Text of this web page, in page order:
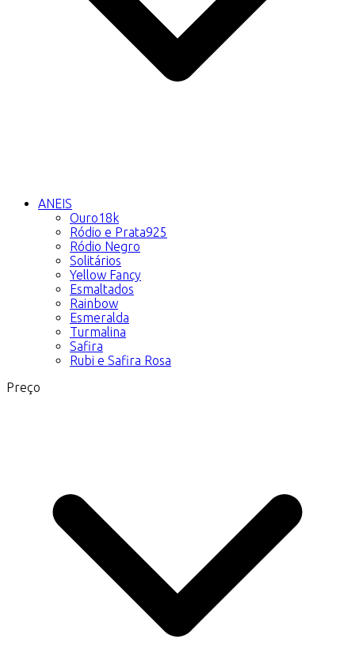
ANEIS
Ouro18k
Ródio e Prata925
Ródio Negro
Solitários
Yellow Fancy
Esmaltados
Rainbow
Esmeralda
Turmalina
Safira
Rubi e Safira Rosa
Preço